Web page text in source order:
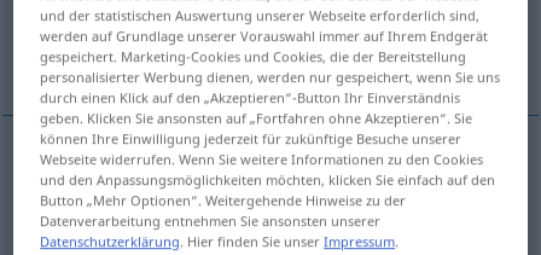
(Für mehr Details die Übersetzung anklicken/antippen)
von, seit, ab
von,seit (DAT) od
od
und der statistischen Auswertung unserer Webseite erforderlich sind,
werden auf Grundlage unserer Vorauswahl immer auf Ihrem Endgerät
gespeichert. Marketing-Cookies und Cookies, die der Bereitstellung
personalisierter Werbung dienen, werden nur gespeichert, wenn Sie uns
durch einen Klick auf den „Akzeptieren“-Button Ihr Einverständnis
geben. Klicken Sie ansonsten auf „Fortfahren ohne Akzeptieren“. Sie
können Ihre Einwilligung jederzeit für zukünftige Besuche unserer
Webseite widerrufen. Wenn Sie weitere Informationen zu den Cookies
und den Anpassungsmöglichkeiten möchten, klicken Sie einfach auf den
Button „Mehr Optionen“. Weitergehende Hinweise zu der
Datenverarbeitung entnehmen Sie ansonsten unserer
Datenschutzerklärung. Hier finden Sie unserImpressum.